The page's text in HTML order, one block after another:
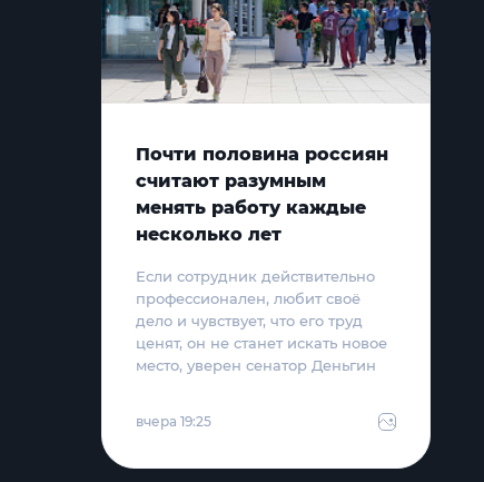
Почти половина россиян
считают разумным
менять работу каждые
несколько лет
Если сотрудник действительно
профессионален, любит своё
дело и чувствует, что его труд
ценят, он не станет искать новое
место, уверен сенатор Деньгин
вчера 19:25